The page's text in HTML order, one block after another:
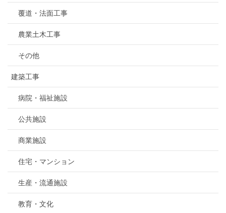
覆道・法面工事
農業土木工事
その他
建築工事
病院・福祉施設
公共施設
商業施設
住宅・マンション
生産・流通施設
教育・文化